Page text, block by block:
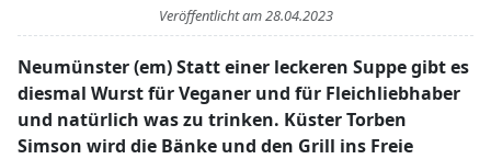
Veröffentlicht am28.04.2023
Neumünster (em) Statt einer leckeren Suppe gibt es
diesmal Wurst für Veganer und für Fleichliebhaber
und natürlich was zu trinken. Küster Torben
Simson wird die Bänke und den Grill ins Freie